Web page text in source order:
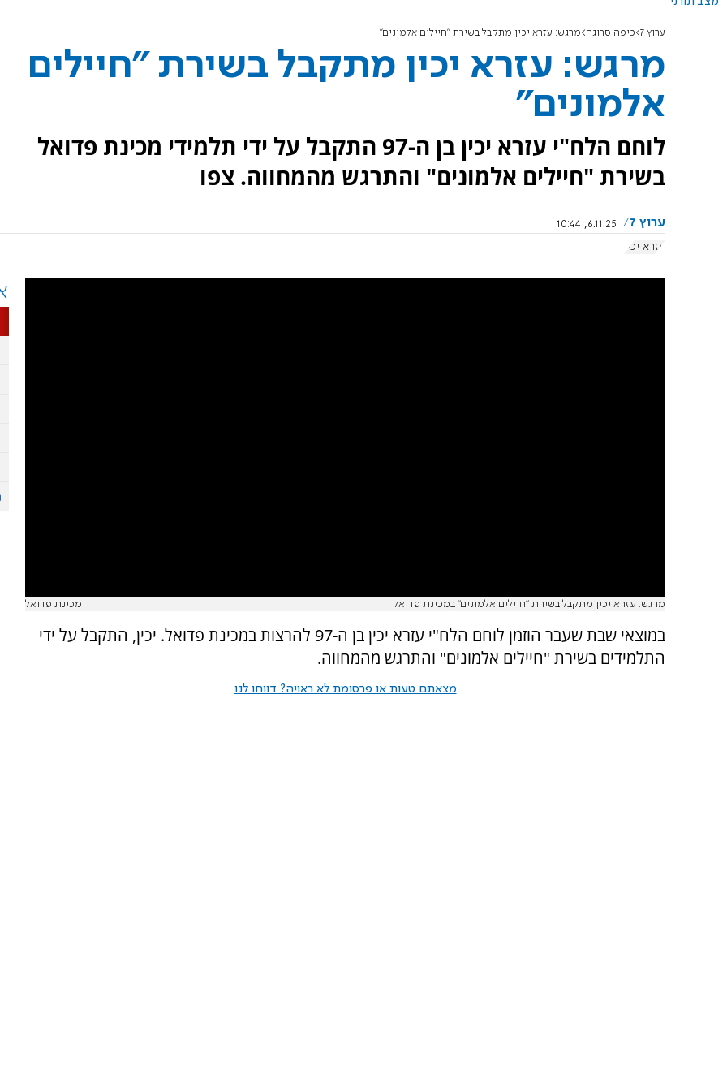
ערוץ 7 כיפה סרוגה מרגש: עזרא יכין מתקבל בשירת "חיילים אלמונים"
מרגש: עזרא יכין מתקבל בשירת "חיילים
אלמונים"
לוחם הלח"י עזרא יכין בן ה-97 התקבל על ידי תלמידי מכינת פדואל
בשירת "חיילים אלמונים" והתרגש מהמחווה. צפו
ערוץ 7
6.11.25, 10:44
עזרא יכין
מרגש: עזרא יכין מתקבל בשירת "חיילים אלמונים" במכינת פדואל מכינת פדואל
במוצאי שבת שעבר הוזמן לוחם הלח"י עזרא יכין בן ה-97 להרצות במכינת פדואל. יכין, התקבל על ידי
התלמידים בשירת "חיילים אלמונים" והתרגש מהמחווה.
מצאתם טעות או פרסומת לא ראויה? דווחו לנו